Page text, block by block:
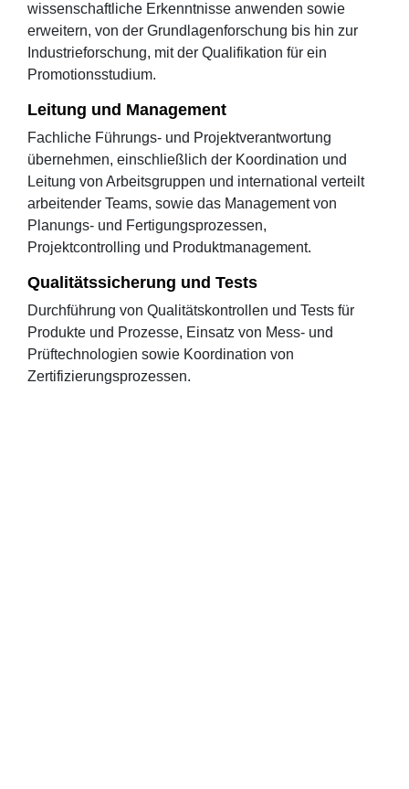
wissenschaftliche Erkenntnisse anwenden sowie
erweitern, von der Grundlagenforschung bis hin zur
Industrieforschung, mit der Qualifikation für ein
Promotionsstudium.
Leitung und Management
Fachliche Führungs- und Projektverantwortung
übernehmen, einschließlich der Koordination und
Leitung von Arbeitsgruppen und international verteilt
arbeitender Teams, sowie das Management von
Planungs- und Fertigungsprozessen,
Projektcontrolling und Produktmanagement.
Qualitätssicherung und Tests
Durchführung von Qualitätskontrollen und Tests für
Produkte und Prozesse, Einsatz von Mess- und
Prüftechnologien sowie Koordination von
Zertifizierungsprozessen.